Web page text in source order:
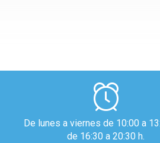
De lunes a viernes de 10:00 a
de 16:30 a 20:30 h.